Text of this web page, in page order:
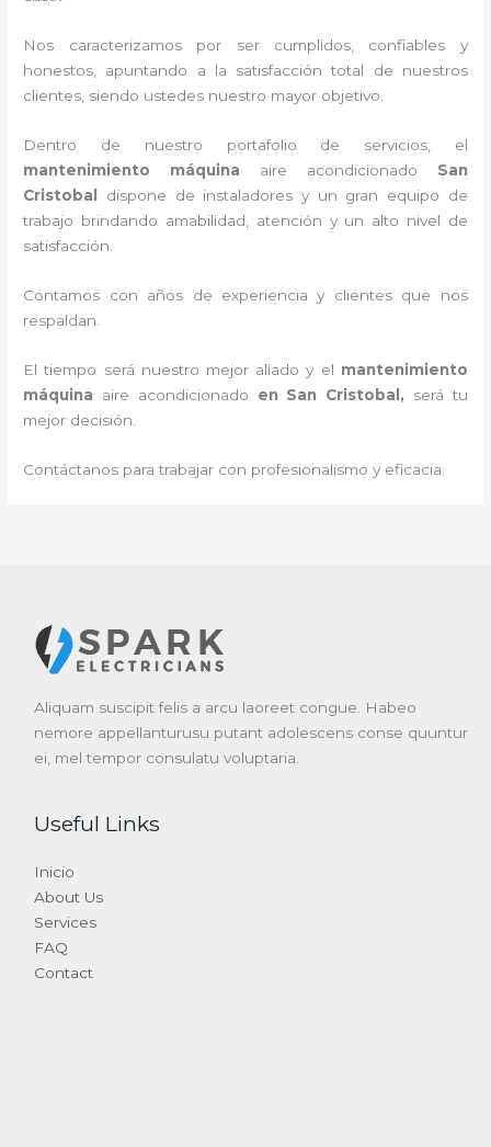
Nos caracterizamos por ser cumplidos, confiables y
honestos, apuntando a la satisfacción total de nuestros
clientes, siendo ustedes nuestro mayor objetivo.
Dentro de nuestro portafolio de servicios, el
mantenimiento máquina aire acondicionado San
Cristobal
dispone de instaladores y un gran equipo de
trabajo brindando amabilidad, atención y un alto nivel de
satisfacción.
Contamos con años de experiencia y clientes que nos
respaldan.
El tiempo será nuestro mejor aliado y el mantenimiento
máquina aire acondicionado en San Cristobal , será tu
mejor decisión.
Contáctanos para trabajar con profesionalismo y eficacia.
Aliquam suscipit felis a arcu laoreet congue. Habeo
nemore appellanturusu putant adolescens conse quuntur
ei, mel tempor consulatu voluptaria.
Useful Links
Inicio
About Us
Services
FAQ
Contact